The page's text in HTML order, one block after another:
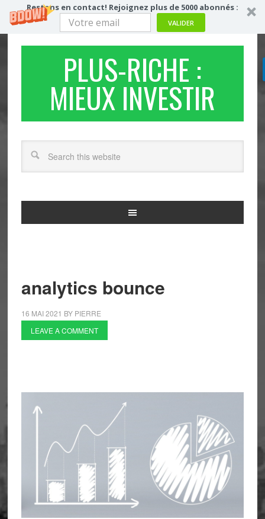
Restons en contact! Rejoignez plus de 5000 abonnés :
VALIDER
PLUS-RICHE :
MIEUX INVESTIR
analytics bounce
16 MAI 2021 BY PIERRE
LEAVE A COMMENT